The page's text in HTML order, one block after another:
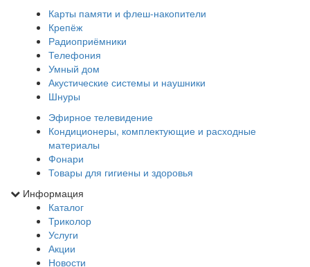
Карты памяти и флеш-накопители
Крепёж
Радиоприёмники
Телефония
Умный дом
Акустические системы и наушники
Шнуры
Эфирное телевидение
Кондиционеры, комплектующие и расходные
материалы
Фонари
Товары для гигиены и здоровья
Информация
Каталог
Триколор
Услуги
Акции
Новости